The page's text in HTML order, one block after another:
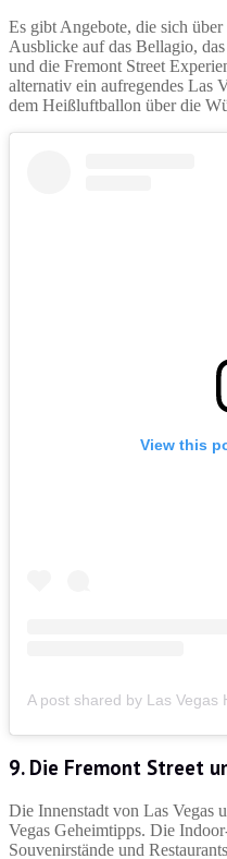
Es gibt Angebote, die sich
Ausblicke auf das Bellagio,
und die Fremont Street
alternativ ein aufregendes Las
dem Heißluftballon über die
View this
9. Die Fremont Street
Die Innenstadt von Las Vegas
Vegas Geheimtipps. Die
Souvenirstände und